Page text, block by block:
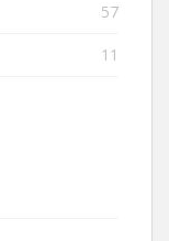
57
11